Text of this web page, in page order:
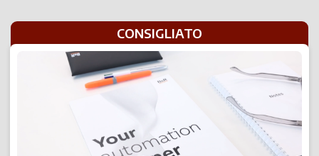
CONSIGLIATO